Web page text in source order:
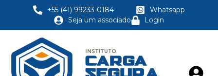
+55 (41) 99233-0184
Whatsapp
Seja um associado
Login